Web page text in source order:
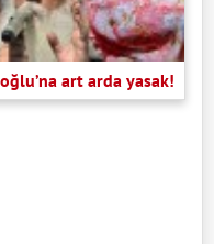
art arda yasak!